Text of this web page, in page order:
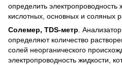
определить электропроводность
кислотных, основных и соляных
Солемер, TDS-метр .
определяют количество
солей неорганического
электропроводность жидкости,